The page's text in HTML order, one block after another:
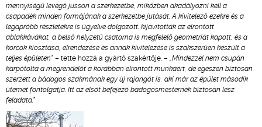
mennyiségű levegő jusson a szerkezetbe, miközben akadályozni kell a
csapadék minden formájának a szerkezetbe jutását. A kivitelező ezekre és a
legapróbb részletekre is ügyelve dolgozott: kijavították az elrontott
ablakkávákat, a belső helyzetű csatorna is megfelelő geometriát kapott, és a
korcok kiosztása, elrendezése és annak kivitelezése is szakszerűen készült a
teljes épületen” – tette hozzá a gyártó szakértője. – „Mindezzel nem csupán
kárpótolta a megrendelőt a korábban elrontott munkáért, de egészen biztosan
szerzett a bádogos szakmának egy új rajongót is, aki már az épület második
ütemét fontolgatja. Itt az elsőt befejező bádogosmesternek biztosan lesz
feladata.”